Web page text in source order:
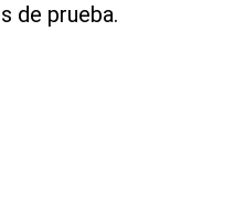
de prueba.